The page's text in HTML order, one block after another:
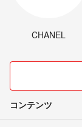
CHANEL
コンテンツ